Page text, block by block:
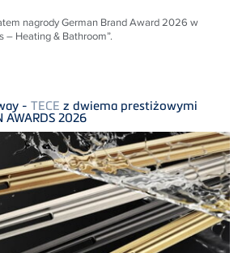
nagrody German Brand Award 2026 w
– Heating & Bathroom”.
- TECE z dwiema prestiżowymi
AWARDS 2026